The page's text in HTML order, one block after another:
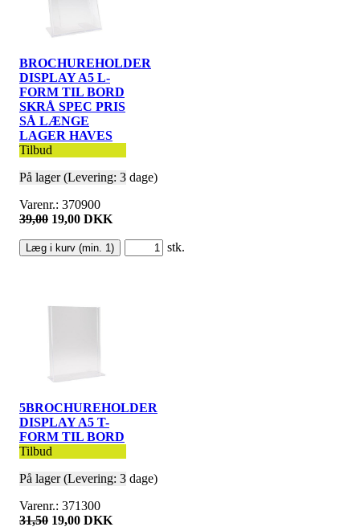
BROCHUREHOLDER
DISPLAY A5 L-
FORM TIL BORD
SKRÅ SPEC PRIS
SÅ LÆNGE
LAGER HAVES
Tilbud
På lager (Levering: 3 dage)
Varenr.: 370900
39,00 19,00 DKK
stk.
5BROCHUREHOLDER
DISPLAY A5 T-
FORM TIL BORD
Tilbud
På lager (Levering: 3 dage)
Varenr.: 371300
31,50 19,00 DKK